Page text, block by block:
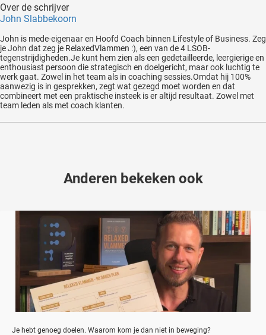
Over de schrijver
John Slabbekoorn
John is mede-eigenaar en Hoofd Coach binnen Lifestyle of Business. Zeg
je John dat zeg je RelaxedVlammen :), een van de 4 LSOB-
tegenstrijdigheden.Je kunt hem zien als een gedetailleerde, leergierige en
enthousiast persoon die strategisch en doelgericht, maar ook luchtig te
werk gaat. Zowel in het team als in coaching sessies.Omdat hij 100%
aanwezig is in gesprekken, zegt wat gezegd moet worden en dat
combineert met een praktische insteek is er altijd resultaat. Zowel met
team leden als met coach klanten.
Anderen bekeken ook
Je hebt genoeg doelen. Waarom kom je dan niet in beweging?